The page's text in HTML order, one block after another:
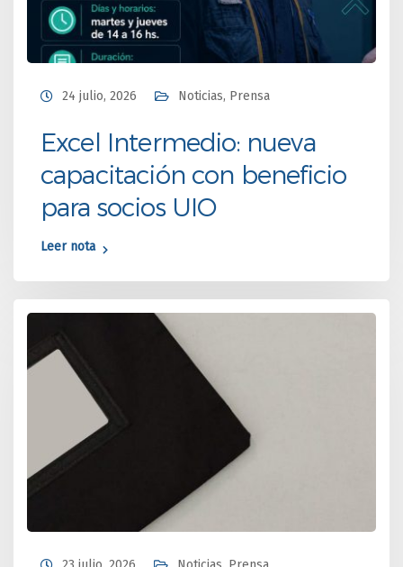
24 julio, 2026 Noticias, Prensa
Excel Intermedio: nueva
capacitación con beneficio
para socios UIO
Leer nota